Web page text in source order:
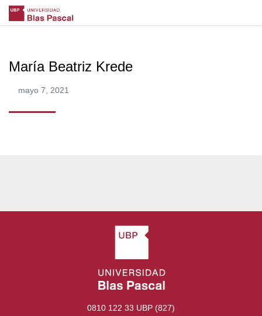
María Beatriz Krede
mayo 7, 2021
0810 122 33 UBP (827)